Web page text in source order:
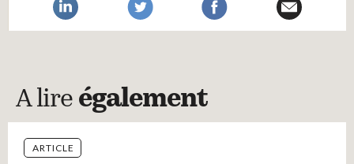
A lire également
ARTICLE